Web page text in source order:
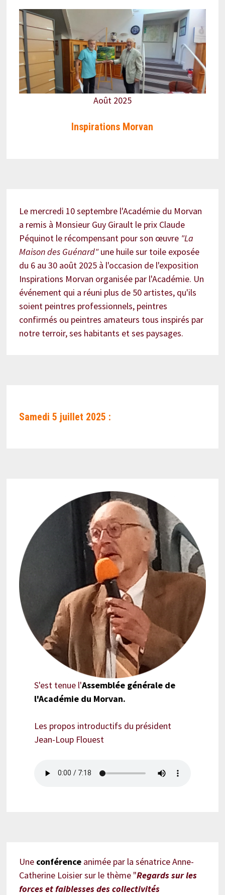
Août 2025
Inspirations Morvan
Le mercredi 10 septembre l'Académie du Morvan
a remis à Monsieur Guy Girault le prix Claude
Péquinot le récompensant pour son œuvre "La
Maison des Guénard"une huile sur toile exposée
du 6 au 30 août 2025 à l'occasion de l'exposition
Inspirations Morvan organisée par l'Académie. Un
événement qui a réuni plus de 50 artistes, qu'ils
soient peintres professionnels, peintres
confirmés ou peintres amateurs tous inspirés par
notre terroir, ses habitants et ses paysages.
Samedi 5 juillet 2025 :
S'est tenue l'Assemblée générale de
l'Académie du Morvan.
Les propos introductifs du président
Jean-Loup Flouest
Une conférence animée par la sénatrice Anne-
Catherine Loisier sur le thème "Regards sur les
forces et faiblesses des collectivités